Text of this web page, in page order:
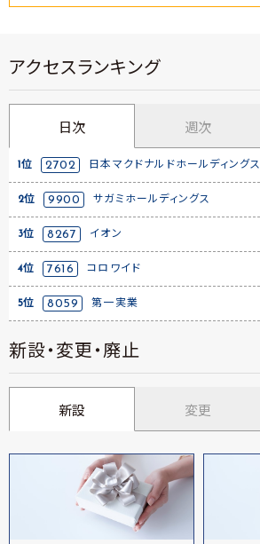
アクセスランキング
日次 週次
1位 2702 日本マクドナルドホールディングス
2位 9900 サガミホールディングス
3位 8267 イオン
4位 7616 コロワイド
5位 8059 第一実業
新設・変更・廃止
新設 変更